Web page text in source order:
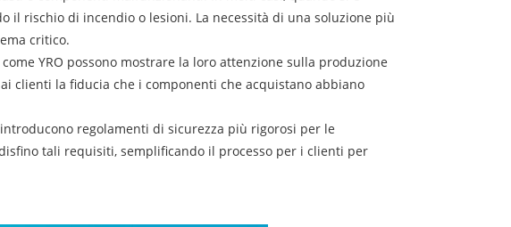
il rischio di incendio o lesioni. La necessità di una soluzione più
critico.
YRO possono mostrare la loro attenzione sulla produzione
clienti la fiducia che i componenti che acquistano abbiano
regolamenti di sicurezza più rigorosi per le
tali requisiti, semplificando il processo per i clienti per